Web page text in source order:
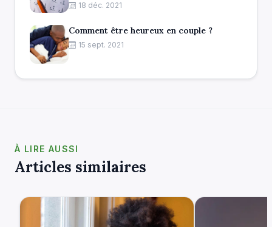
18 déc. 2021
Comment être heureux en couple ?
15 sept. 2021
À LIRE AUSSI
Articles similaires